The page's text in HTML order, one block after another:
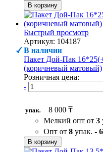
В корзину
Быстрый просмотр
Артикул: 104187
В наличии
Пакет Дой-Пак
(коричневый матовый)
Розничная цена:
-
упак.
8 000 ₸
Мелкий опт от 3
Опт от 8 упак. -
В корзину